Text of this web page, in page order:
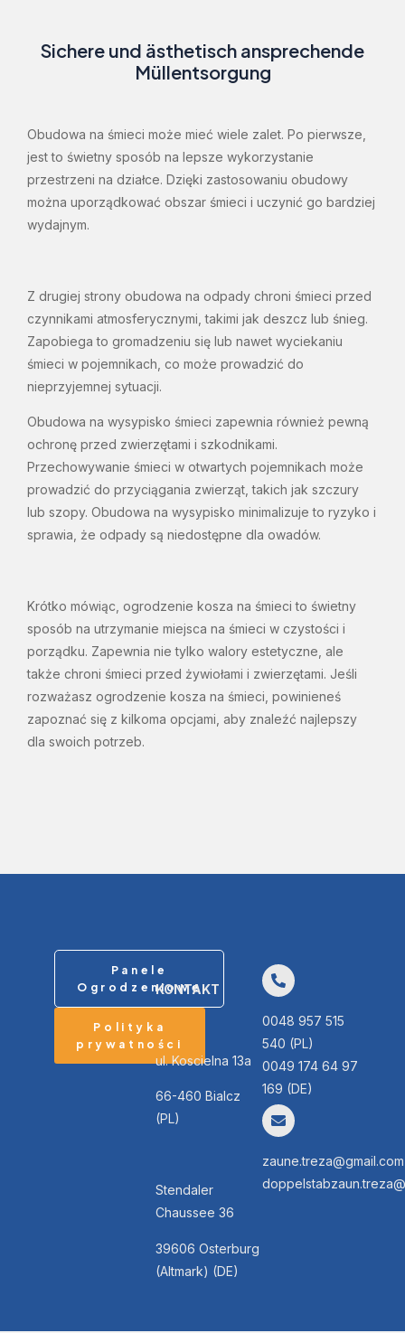
Sichere und ästhetisch ansprechende
Müllentsorgung
Obudowa na śmieci może mieć wiele zalet. Po pierwsze,
jest to świetny sposób na lepsze wykorzystanie
przestrzeni na działce. Dzięki zastosowaniu obudowy
można uporządkować obszar śmieci i uczynić go bardziej
wydajnym.
Z drugiej strony obudowa na odpady chroni śmieci przed
czynnikami atmosferycznymi, takimi jak deszcz lub śnieg.
Zapobiega to gromadzeniu się lub nawet wyciekaniu
śmieci w pojemnikach, co może prowadzić do
nieprzyjemnej sytuacji.
Obudowa na wysypisko śmieci zapewnia również pewną
ochronę przed zwierzętami i szkodnikami.
Przechowywanie śmieci w otwartych pojemnikach może
prowadzić do przyciągania zwierząt, takich jak szczury
lub szopy. Obudowa na wysypisko minimalizuje to ryzyko i
sprawia, że odpady są niedostępne dla owadów.
Krótko mówiąc, ogrodzenie kosza na śmieci to świetny
sposób na utrzymanie miejsca na śmieci w czystości i
porządku. Zapewnia nie tylko walory estetyczne, ale
także chroni śmieci przed żywiołami i zwierzętami. Jeśli
rozważasz ogrodzenie kosza na śmieci, powinieneś
zapoznać się z kilkoma opcjami, aby znaleźć najlepszy
dla swoich potrzeb.
Panele
Ogrodzeniowe
Polityka
prywatności
KONTAKT
ul. Koscielna 13a
66-460 Bialcz
(PL)
Stendaler
Chaussee 36
39606 Osterburg
(Altmark) (DE)
0048 957 515
540 (PL)
0049 174 64 97
169 (DE)
zaune.treza@gmail.com